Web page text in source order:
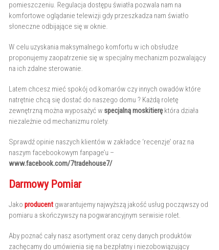
pomieszczeniu. Regulacja dostępu światła pozwala nam na
komfortowe oglądanie telewizji gdy przeszkadza nam światło
słoneczne odbijające się w oknie.
W celu uzyskania maksymalnego komfortu w ich obsłudze
proponujemy zaopatrzenie się w specjalny mechanizm pozwalający
na ich zdalne sterowanie.
Latem chcesz mieć spokój od komarów czy innych owadów które
natrętnie chcą się dostać do naszego domu ? Każdą roletę
zewnętrzną można wyposażyć w specjalną moskitieręktóra działa
niezależnie od mechanizmu rolety.
Sprawdź opinie naszych klientów w zakładce ‘recenzje’ oraz na
naszym facebookowym fanpage’u –
www.facebook.com/7tradehouse7/
Darmowy Pomiar
Jako producentgwarantujemy najwyższą jakość usług począwszy od
pomiaru a skończywszy na pogwarancyjnym serwisie rolet.
Aby poznać cały nasz asortyment oraz ceny danych produktów
zachęcamy do umówienia się na bezpłatny i niezobowiązujący